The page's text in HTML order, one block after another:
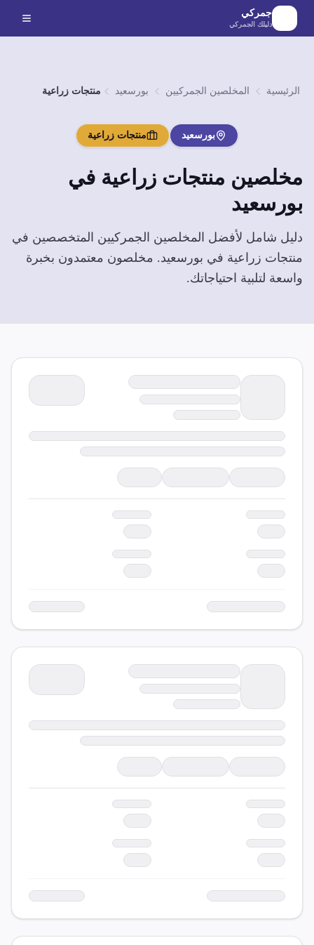
الانتقال إلى المحتوى الرئيسي
جمركي
دليلك الجمركي
الرئيسية المخلصين الجمركيين بورسعيد منتجات زراعية
بورسعيد منتجات زراعية
مخلصين منتجات زراعية في
بورسعيد
دليل شامل لأفضل المخلصين الجمركيين المتخصصين في
منتجات زراعية في بورسعيد. مخلصون معتمدون بخبرة
واسعة لتلبية احتياجاتك.